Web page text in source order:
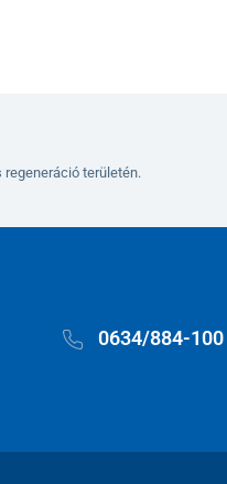
területén.
0634/884-100